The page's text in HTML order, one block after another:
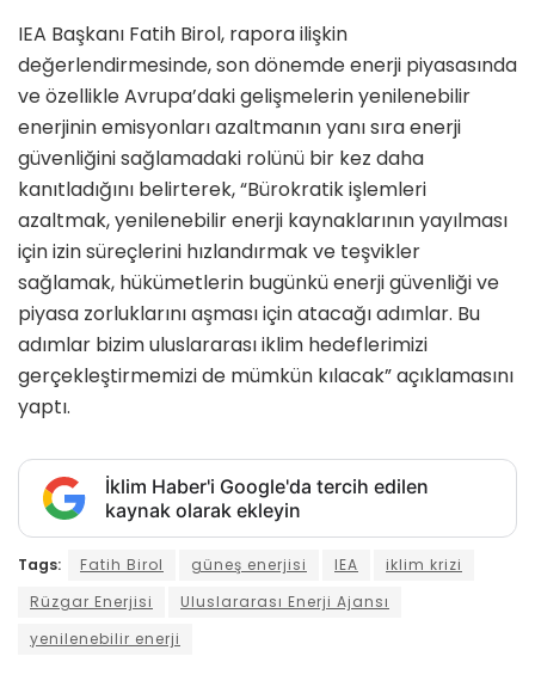
IEA Başkanı Fatih Birol, rapora ilişkin
değerlendirmesinde, son dönemde enerji piyasasında
ve özellikle Avrupa’daki gelişmelerin yenilenebilir
enerjinin emisyonları azaltmanın yanı sıra enerji
güvenliğini sağlamadaki rolünü bir kez daha
kanıtladığını belirterek, “Bürokratik işlemleri
azaltmak, yenilenebilir enerji kaynaklarının yayılması
için izin süreçlerini hızlandırmak ve teşvikler
sağlamak, hükümetlerin bugünkü enerji güvenliği ve
piyasa zorluklarını aşması için atacağı adımlar. Bu
adımlar bizim uluslararası iklim hedeflerimizi
gerçekleştirmemizi de mümkün kılacak” açıklamasını
yaptı.
İklim Haber'i Google'da tercih edilen
kaynak olarak ekleyin
Tags: Fatih Birol güneş enerjisi IEA
iklim krizi
Rüzgar Enerjisi
Uluslararası Enerji Ajansı
yenilenebilir enerji